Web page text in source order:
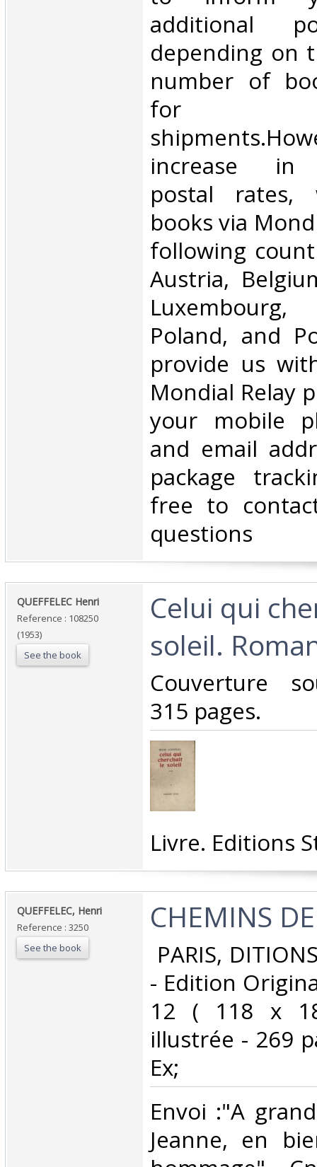
additional
depending on
number of
for
increase in
postal
books via
following
Austria,
Poland, and
provide us
Mondial Relay
your mobile
and email
package
free to
questions‎
‎QUEFFELEC Henri ‎
Reference : 108250
(1953)
See the book
‎Celui qui
soleil.
‎Couverture
315 pages.‎
‎Livre. Editions
‎QUEFFELEC, Henri ‎
Reference : 3250
See the book
‎CHEMINS
PARIS,
- Edition
12 ( 118 x
illustrée - 269
Ex; ‎
‎Envoi :"A
Jeanne, en